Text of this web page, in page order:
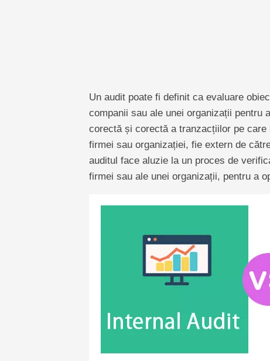
Un audit poate fi definit ca evaluare
companii sau ale unei organizații pentru
corectă și corectă a tranzacțiilor pe
firmei sau organizației, fie extern de
auditul face aluzie la un proces de
firmei sau ale unei organizații, pentru a